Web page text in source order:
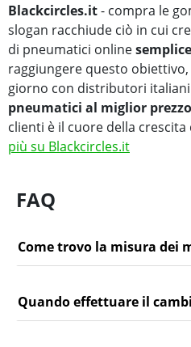
Blackcircles.it- compra le
slogan racchiude ciò in cui
di pneumatici onlinesemplice
raggiungere questo
giorno con distributori
pneumatici al miglior prezzo
clienti è il cuore della crescita
più su Blackcircles.it
FAQ
Come trovo la misura dei
Quando effettuare il